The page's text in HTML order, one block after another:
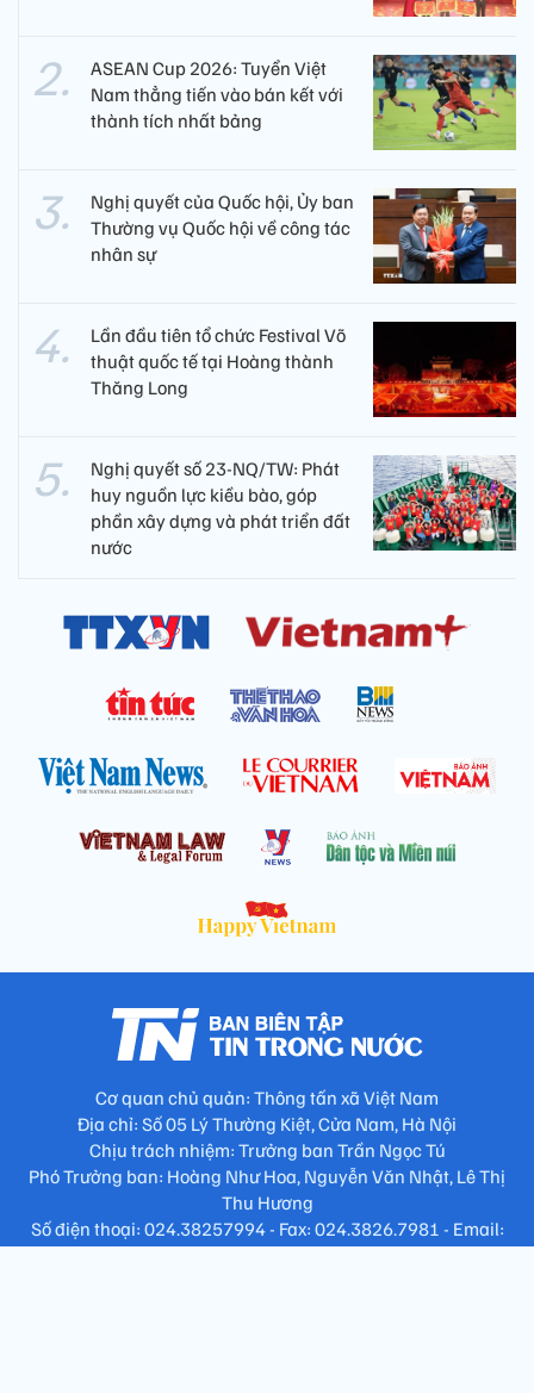
ASEAN Cup 2026: Tuyển Việt
Nam thẳng tiến vào bán kết với
thành tích nhất bảng
Nghị quyết của Quốc hội, Ủy ban
Thường vụ Quốc hội về công tác
nhân sự
Lần đầu tiên tổ chức Festival Võ
thuật quốc tế tại Hoàng thành
Thăng Long
Nghị quyết số 23-NQ/TW: Phát
huy nguồn lực kiều bào, góp
phần xây dựng và phát triển đất
nước
Cơ quan chủ quản: Thông tấn xã Việt Nam
Địa chỉ: Số 05 Lý Thường Kiệt, Cửa Nam, Hà Nội
Chịu trách nhiệm: Trưởng ban Trần Ngọc Tú
Phó Trưởng ban: Hoàng Như Hoa, Nguyễn Văn Nhật, Lê Thị
Thu Hương
Số điện thoại: 024.38257994 - Fax: 024.3826.7981 - Email:
tap.phongbien@gmail.com